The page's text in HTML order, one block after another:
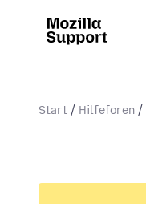
Start Hilfeforen